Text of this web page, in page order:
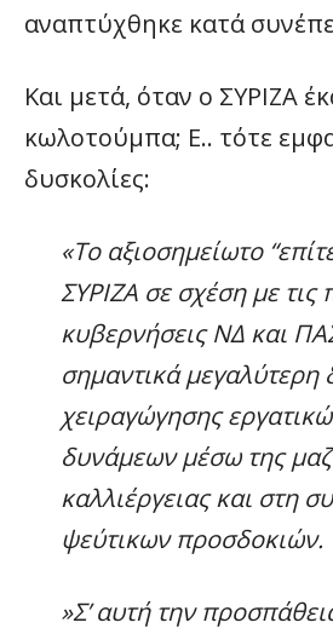
αναπτύχθηκε κατά
Και μετά, όταν ο ΣΥΡΙΖΑ
κωλοτούμπα; Ε.. τότε
δυσκολίες:
«Το αξιοσημείωτο
ΣΥΡΙΖΑ σε σχέση με τις
κυβερνήσεις ΝΔ και
σημαντικά μεγαλύτερη
χειραγώγησης
δυνάμεων μέσω της
καλλιέργειας και στη
ψεύτικων προσδοκιών.
»Σ’ αυτή την